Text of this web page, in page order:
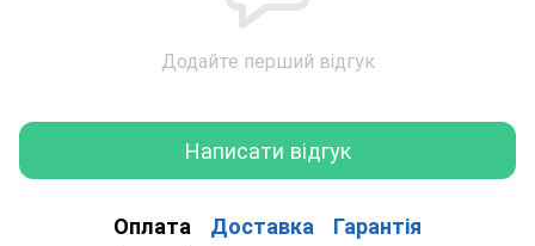
Додайте перший відгук
Написати відгук
Оплата Доставка Гарантія